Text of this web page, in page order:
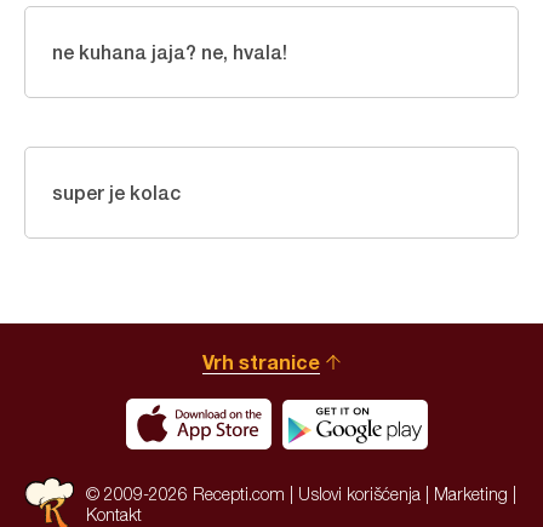
ne kuhana jaja? ne, hvala!
super je kolac
Vrh stranice
© 2009-2026 Recepti.com | Uslovi korišćenja Marketing
Kontakt